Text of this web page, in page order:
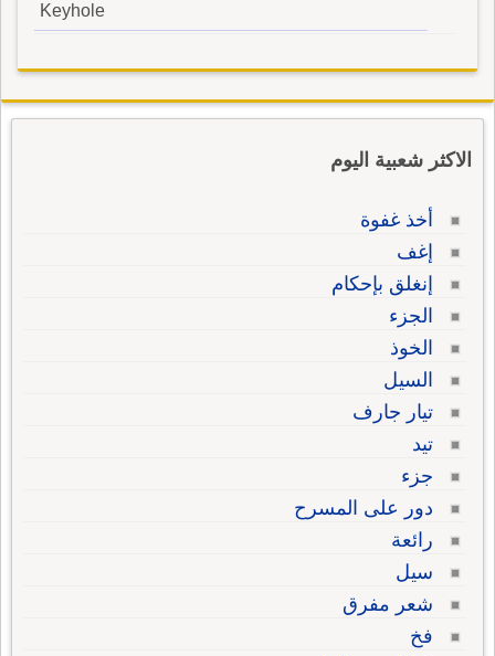
Keyhole
الاكثر شعبية اليوم
أخذ غفوة
إغف
إنغلق بإحكام
الجزء
الخوذ
السيل
تيار جارف
تيد
جزء
دور على المسرح
رائعة
سيل
شعر مفرق
فخ